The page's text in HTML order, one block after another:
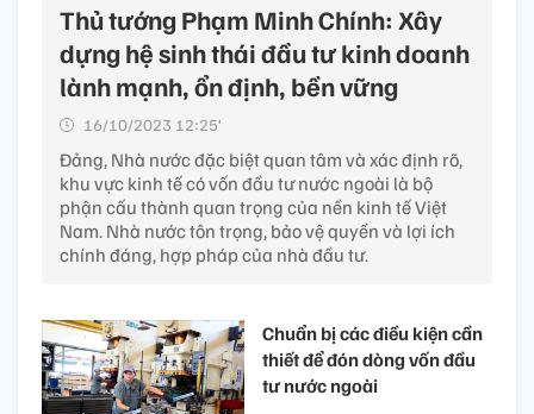
Thủ tướng Phạm Minh Chính: Xây
dựng hệ sinh thái đầu tư kinh doanh
lành mạnh, ổn định, bền vững
16/10/2023 12:25’
Đảng, Nhà nước đặc biệt quan tâm và xác định rõ,
khu vực kinh tế có vốn đầu tư nước ngoài là bộ
phận cấu thành quan trọng của nền kinh tế Việt
Nam. Nhà nước tôn trọng, bảo vệ quyền và lợi ích
chính đáng, hợp pháp của nhà đầu tư.
Chuẩn bị các điều kiện cần
thiết để đón dòng vốn đầu
tư nước ngoài